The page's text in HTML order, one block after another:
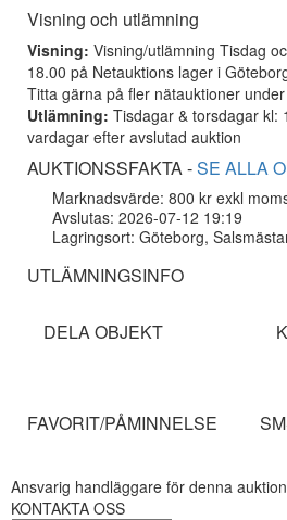
Visning och utlämning
Visning: Visning/utlämning Tisdag
18.00 på Netauktions lager i
Titta gärna på fler nätauktioner
Utlämning: Tisdagar & torsdagar kl:
vardagar efter avslutad auktion
AUKTIONSSFAKTA -SE ALLA
Marknadsvärde: 800 kr exkl
Avslutas: 2026-07-12 19:19
Lagringsort: Göteborg,
UTLÄMNINGSINFO
DELA OBJEKT
FAVORIT/PÅMINNELSE
Ansvarig handläggare för denna
KONTAKTA OSS